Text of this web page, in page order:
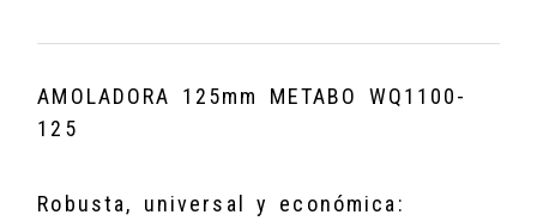
AMOLADORA 125mm METABO WQ1100-
125
Robusta, universal y económica: